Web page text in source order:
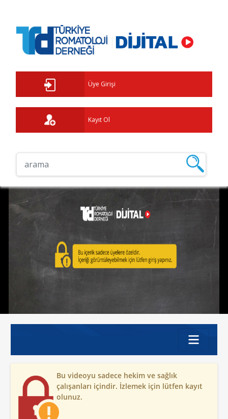
Üye Girişi
Kayıt Ol
Bu videoyu sadece hekim ve sağlık
çalışanları içindir. İzlemek için lütfen kayıt
olunuz.